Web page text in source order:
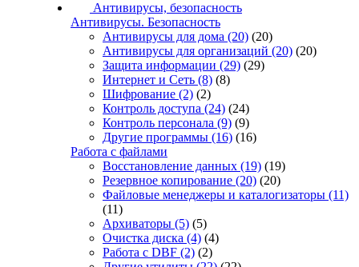
Антивирусы, безопасность
Антивирусы. Безопасность
Антивирусы для дома (20) (20)
Антивирусы для организаций (20) (20)
Защита информации (29) (29)
Интернет и Сеть (8) (8)
Шифрование (2) (2)
Контроль доступа (24) (24)
Контроль персонала (9) (9)
Другие программы (16) (16)
Работа с файлами
Восстановление данных (19) (19)
Резервное копирование (20) (20)
Файловые менеджеры и каталогизаторы (11)
(11)
Архиваторы (5) (5)
Очистка диска (4) (4)
Работа с DBF (2) (2)